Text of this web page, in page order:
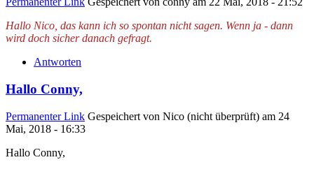
Hallo Nico, das kann ich so spontan nicht sagen. Wenn ja - dann
wird doch sicher danach gefragt.
Antworten
Hallo Conny,
Permanenter Link Gespeichert von Nico (nicht überprüft) am 24
Mai, 2018 - 16:33
Hallo Conny,